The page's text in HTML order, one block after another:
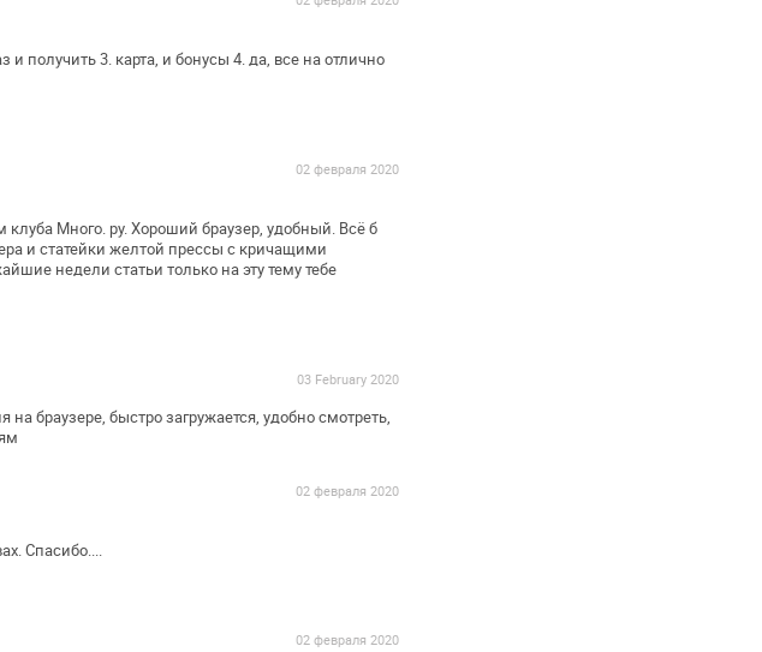
и получить3. карта, и бонусы 4. да, все на отлично
02 февраля 2020
клуба Много. ру. Хороший браузер, удобный. Всё б
и статейки желтой прессы с кричащими
недели статьи только на эту тему тебе
03 February 2020
на браузере, быстро загружается, удобно смотреть,
02 февраля 2020
Спасибо....
02 февраля 2020